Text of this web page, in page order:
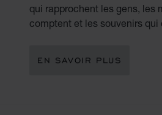
qui rapprochent les gens, les
comptent et les souvenirs qui
EN SAVOIR PLUS